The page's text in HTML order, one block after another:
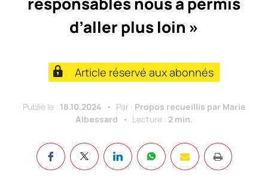
d’aller plus loin »
Article réservé aux abonnés
Publié le : 18.10.2024 Par : Propos recueillis par Marie
Albessard
Lecture : 2 min.